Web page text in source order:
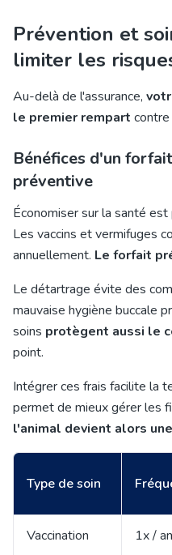
Prévention et
limiter les
Au-delà de l'assurance,
le premier rempart contre
Bénéfices d'un
préventive
Économiser sur la santé
Les vaccins et vermifuges
annuellement. Le forfait
Le détartrage évite des
mauvaise hygiène buccale
soins protègent aussi le
point.
Intégrer ces frais facilite la
permet de mieux gérer les
l'animal devient alors
Type de soin
Vaccination 1x / an